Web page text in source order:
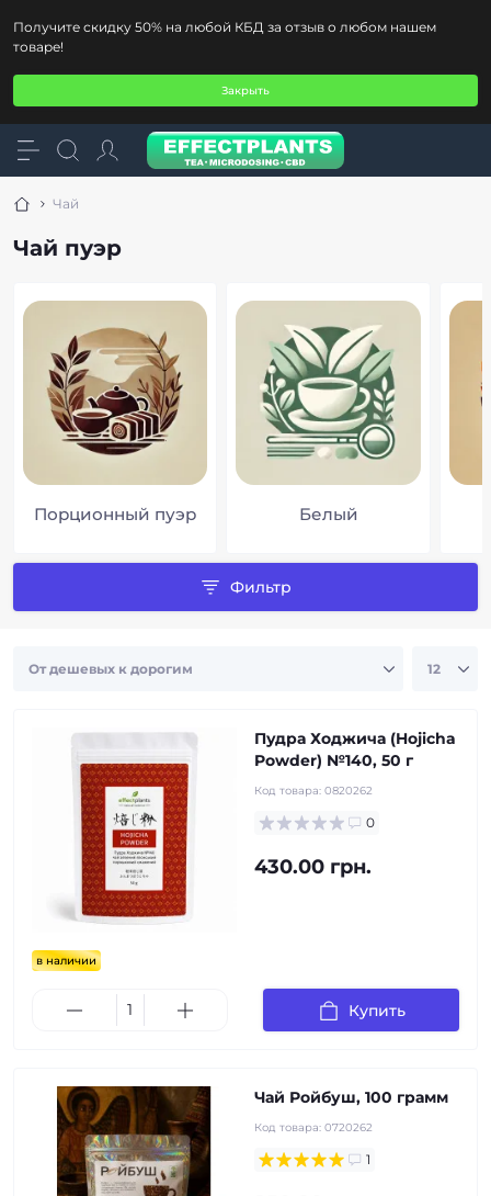
Получите скидку 50% на любой КБД за отзыв о любом нашем
товаре!
Закрыть
Чай
Чай пуэр
Порционный пуэр Белый
Фильтр
в наличии
Пудра Ходжича (Hojicha
Powder) №140, 50 г
Код товара: 0820262
0
430.00 грн.
Купить
Чай Ройбуш, 100 грамм
Код товара: 0720262
1